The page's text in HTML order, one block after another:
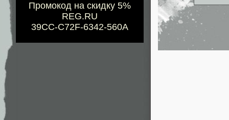
Промокод на скидку 5%
REG.RU
39CC-C72F-6342-560A